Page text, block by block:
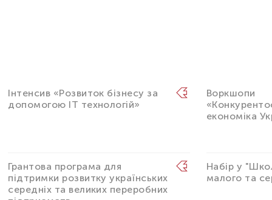
Інтенсив «Розвиток бізнесу за
допомогою IT технологій»
Воркшопи
економіка
Грантова програма для
підтримки розвитку українських
середніх та великих переробних
Набір у
малого та